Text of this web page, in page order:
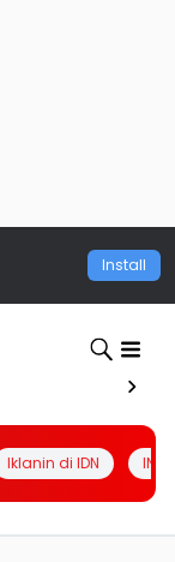
Install
Iklanin di IDN